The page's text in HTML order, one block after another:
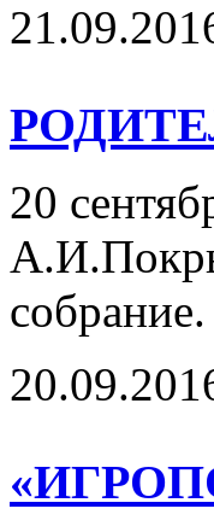
20
собрание.